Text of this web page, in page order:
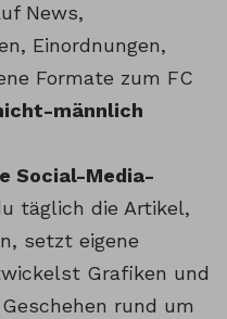
News,
Einordnungen,
Formate zum FC
männlich
Social-Media-
täglich die Artikel,
setzt eigene
Grafiken und
rund um